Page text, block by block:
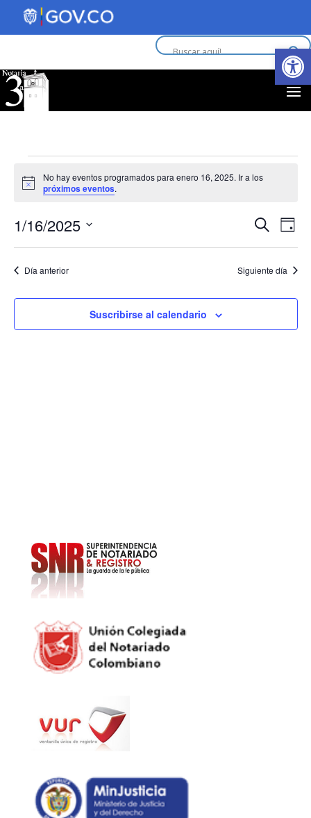
Abrir
Eventos
en
enero
16,
2025
Aviso
No hay eventos programados para enero 16, 2025. Ir a los
próximos eventos.
de
Buscar
Día
1/16/2025
fecha.
Día anterior Siguiente día
Suscribirse al calendario